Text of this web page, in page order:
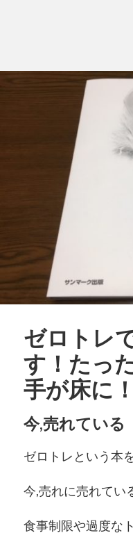
ゼロトレ
す！たっ
手が床に！
今,売れている
ゼロトレという本
今,売れに売れてい
食事制限や過度な